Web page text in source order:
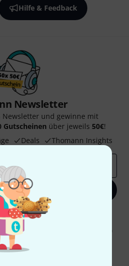
Hilfe & Feedback
Newsletter
und gewinne mit
Gutscheinen über jeweils 50€!
Deals Thomann Insights
anmelden
stimmen Sie dem Erhalt von E-Mail-
des E-Mail-Nutzungsverhaltens zu. Die
Weitere Informationen finden Sie in
* Pflichtfeld